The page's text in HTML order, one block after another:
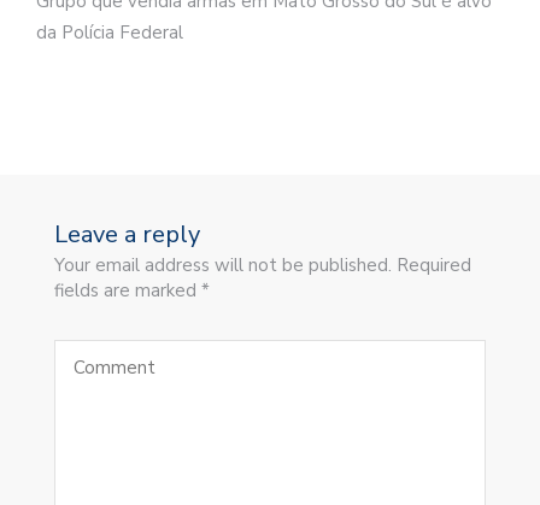
da Polícia Federal
Leave a reply
Your email address will not be published. Required
fields are marked *